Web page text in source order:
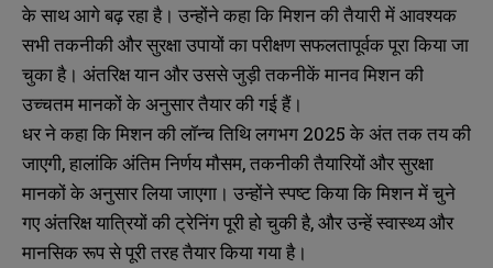
के साथ आगे बढ़ रहा है। उन्होंने कहा कि मिशन की तैयारी में आवश्यक
सभी तकनीकी और सुरक्षा उपायों का परीक्षण सफलतापूर्वक पूरा किया जा
चुका है। अंतरिक्ष यान और उससे जुड़ी तकनीकें मानव मिशन की
उच्चतम मानकों के अनुसार तैयार की गई हैं।
धर ने कहा कि मिशन की लॉन्च तिथि लगभग 2025 के अंत तक तय की
जाएगी, हालांकि अंतिम निर्णय मौसम, तकनीकी तैयारियों और सुरक्षा
मानकों के अनुसार लिया जाएगा। उन्होंने स्पष्ट किया कि मिशन में चुने
गए अंतरिक्ष यात्रियों की ट्रेनिंग पूरी हो चुकी है, और उन्हें स्वास्थ्य और
मानसिक रूप से पूरी तरह तैयार किया गया है।